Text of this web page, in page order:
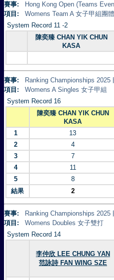
賽事:
Hong Kong Open (Teams
項目:
Womens Team A 女子甲組團體
System Record 11 -2
陳奕臻 CHAN YIK CHUN
KASA
賽事:
Ranking Championships
項目:
Womens A Singles 女子甲組
System Record 16
陳奕臻 CHAN YIK CHUN
KASA
1
13
2
4
3
7
4
11
5
8
結果
2
賽事:
Ranking Championships
項目:
Womens Doubles 女子雙打
System Record 14
李仲欣 LEE CHUNG YAN
范詠詩 FAN WING SZE